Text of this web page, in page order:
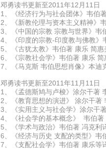
邓勇读书更新至2011年12月11日
1、《经济行为与社会团体》韦伯
2、《新教伦理与资本主义精神》
3、《中国的宗教 宗教与世界》韦
4、《印度的宗教-印度教与佛教
5、《古犹太教》韦伯著 康乐 简
6、《宗教社会学》韦伯著 康乐
7、《马克斯 韦伯思想肖像》本迪
邓勇读书更新至2011年11月11日
1、《孟德斯鸠与卢梭》涂尔干著
2、《教育思想的演进》 涂尔干著
3、《实用主义与社会学》涂尔干
4、《社会学的基本概念》 韦伯
5、《学术与政治》韦伯著 冯克利
6、《经济与历史 支配的类型》韦
7、《支配社会学》韦伯著 康乐等